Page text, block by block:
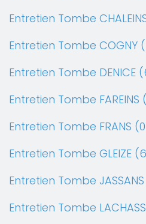
Entretien Tombe
Entretien Tombe COGNY
Entretien Tombe DENICE
Entretien Tombe FAREINS
Entretien Tombe FRANS
Entretien Tombe GLEIZE
Entretien Tombe JASSANS
Entretien Tombe